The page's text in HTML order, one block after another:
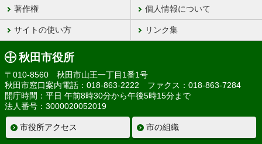
著作権 個人情報について
サイトの使い方 リンク集
秋田市役所
〒010-8560 秋田市山王一丁目1番1号
秋田市窓口案内電話：018-863-2222 ファクス：018-863-7284
開庁時間：平日 午前8時30分から午後5時15分まで
法人番号：3000020052019
市役所アクセス 市の組織